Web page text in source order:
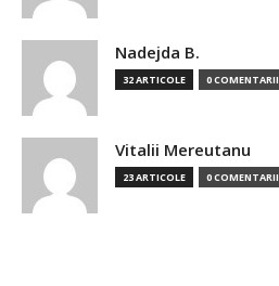
Nadejda B.
32 ARTICOLE 0 COMENTARII
Vitalii Mereutanu
23 ARTICOLE 0 COMENTARII